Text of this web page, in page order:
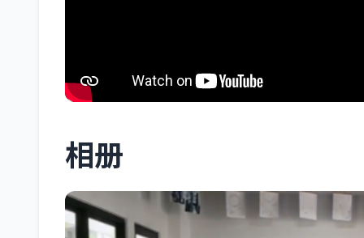
相册